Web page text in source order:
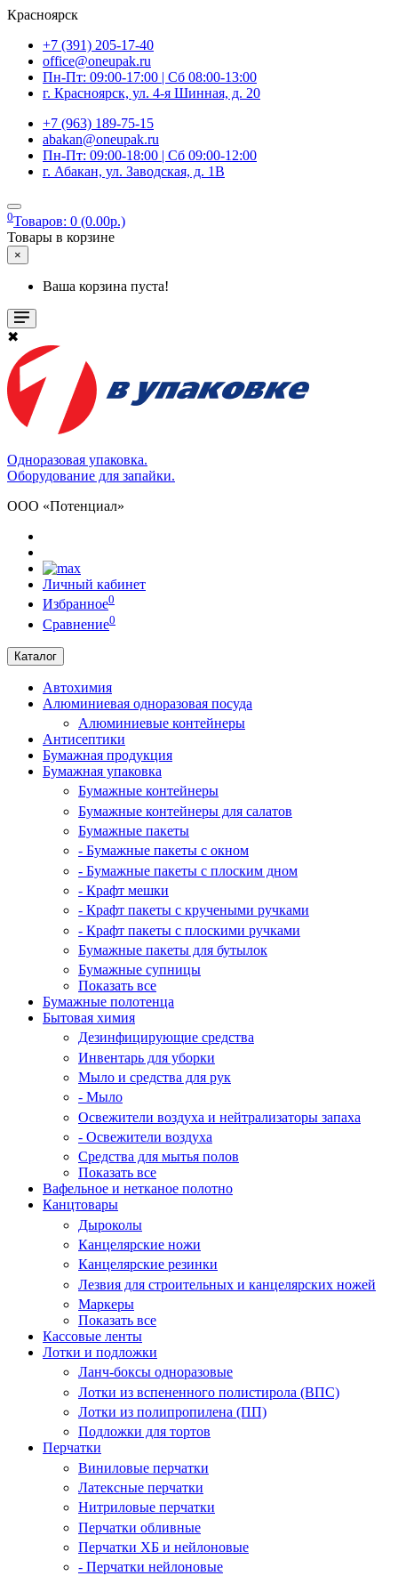
Красноярск
+7 (391) 205-17-40
office@oneupak.ru
Пн-Пт: 09:00-17:00 | Сб 08:00-13:00
г. Красноярск, ул. 4-я Шинная, д. 20
+7 (963) 189-75-15
abakan@oneupak.ru
Пн-Пт: 09:00-18:00 | Сб 09:00-12:00
г. Абакан, ул. Заводская, д. 1В
0Товаров: 0 (0.00р.)
Товары в корзине
×
Ваша корзина пуста!
✖
Одноразовая упаковка.
Оборудование для запайки.
ООО «Потенциал»
Личный кабинет
Избранное0
Сравнение0
Каталог
Автохимия
Алюминиевая одноразовая посуда
Алюминиевые контейнеры
Антисептики
Бумажная продукция
Бумажная упаковка
Бумажные контейнеры
Бумажные контейнеры для салатов
Бумажные пакеты
- Бумажные пакеты с окном
- Бумажные пакеты с плоским дном
- Крафт мешки
- Крафт пакеты с кручеными ручками
- Крафт пакеты с плоскими ручками
Бумажные пакеты для бутылок
Бумажные супницы
Показать все
Бумажные полотенца
Бытовая химия
Дезинфицирующие средства
Инвентарь для уборки
Мыло и средства для рук
- Мыло
Освежители воздуха и нейтрализаторы запаха
- Освежители воздуха
Средства для мытья полов
Показать все
Вафельное и нетканое полотно
Канцтовары
Дыроколы
Канцелярские ножи
Канцелярские резинки
Лезвия для строительных и канцелярских ножей
Маркеры
Показать все
Кассовые ленты
Лотки и подложки
Ланч-боксы одноразовые
Лотки из вспененного полистирола (ВПС)
Лотки из полипропилена (ПП)
Подложки для тортов
Перчатки
Виниловые перчатки
Латексные перчатки
Нитриловые перчатки
Перчатки обливные
Перчатки ХБ и нейлоновые
- Перчатки нейлоновые